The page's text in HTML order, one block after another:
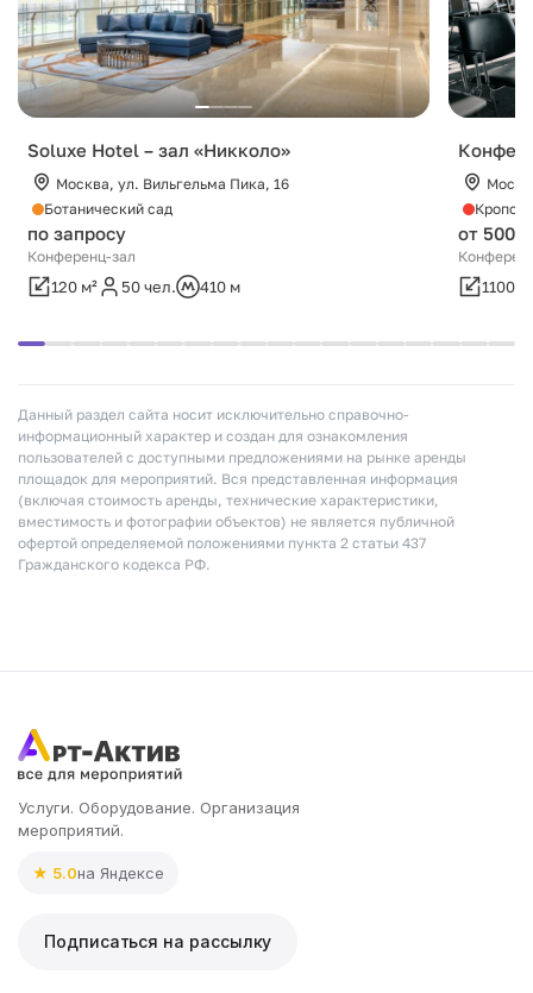
Soluxe Hotel – зал «Никколо»
Москва, ул. Вильгельма Пика, 16
Ботанический сад
по запросу
Конференц-зал
120 м² 50 чел. 410 м
от 500
1100
Данный раздел сайта носит исключительно справочно-
информационный характер и создан для ознакомления
пользователей с доступными предложениями на рынке аренды
площадок для мероприятий. Вся представленная информация
(включая стоимость аренды, технические характеристики,
вместимость и фотографии объектов) не является публичной
офертой определяемой положениями пункта 2 статьи 437
Гражданского кодекса РФ.
Услуги. Оборудование. Организация
мероприятий.
★ 5.0на Яндексе
Подписаться на рассылку